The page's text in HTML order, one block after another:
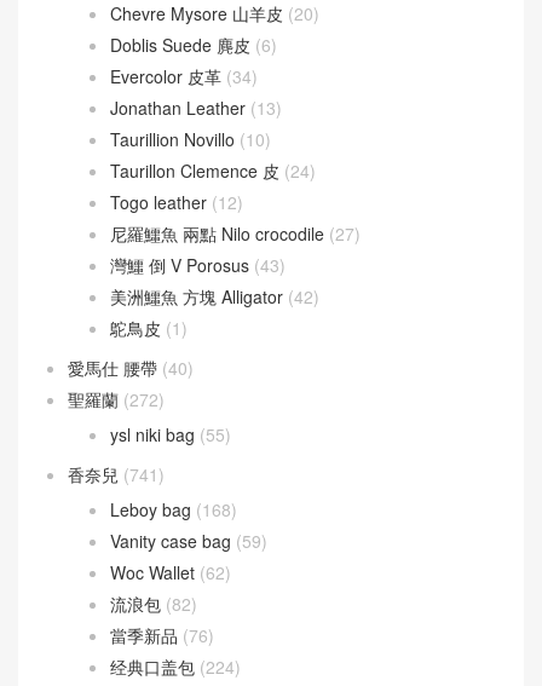
Chevre Mysore 山羊皮 (20)
Doblis Suede 麂皮 (6)
Evercolor 皮革 (34)
Jonathan Leather (13)
Taurillion Novillo (10)
Taurillon Clemence 皮 (24)
Togo leather (12)
尼羅鱷魚 兩點 Nilo crocodile (27)
灣鱷 倒 V Porosus (43)
美洲鱷魚 方塊 Alligator (42)
鴕鳥皮 (1)
愛馬仕 腰帶 (40)
聖羅蘭 (272)
ysl niki bag (55)
香奈兒 (741)
Leboy bag (168)
Vanity case bag (59)
Woc Wallet (62)
流浪包 (82)
當季新品 (76)
经典口盖包 (224)